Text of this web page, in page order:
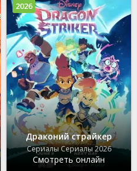
Драконий страйкер
Сериалы Сериалы 2026
Смотреть онлайн
2026